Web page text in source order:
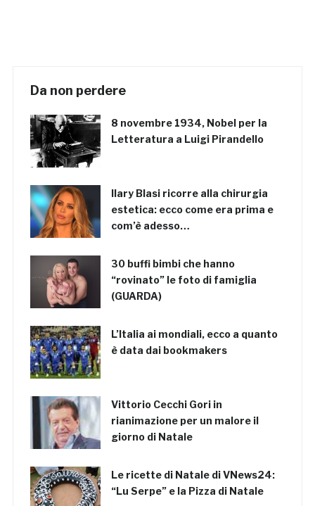
Da non perdere
8 novembre 1934, Nobel per la
Letteratura a Luigi Pirandello
Ilary Blasi ricorre alla chirurgia
estetica: ecco come era prima e
com’è adesso…
30 buffi bimbi che hanno
“rovinato” le foto di famiglia
(GUARDA)
L’Italia ai mondiali, ecco a quanto
è data dai bookmakers
Vittorio Cecchi Gori in
rianimazione per un malore il
giorno di Natale
Le ricette di Natale di VNews24:
“Lu Serpe” e la Pizza di Natale